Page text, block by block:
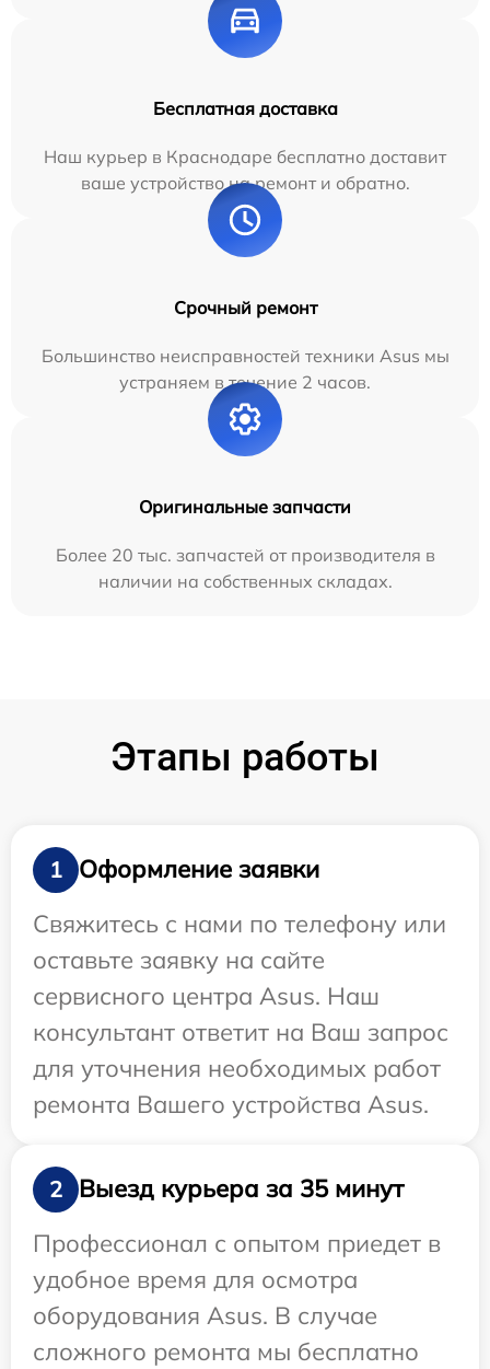
Бесплатная доставка
Наш курьер в Краснодаре бесплатно доставит
ваше устройство на ремонт и обратно.
Срочный ремонт
Большинство неисправностей техники Asus мы
устраняем в течение 2 часов.
Оригинальные запчасти
Более 20 тыс. запчастей от производителя в
наличии на собственных складах.
Этапы работы
1
Оформление заявки
Свяжитесь с нами по телефону или
оставьте заявку на сайте
сервисного центра Asus. Наш
консультант ответит на Ваш запрос
для уточнения необходимых работ
ремонта Вашего устройства Asus.
2
Выезд курьера за 35 минут
Профессионал с опытом приедет в
удобное время для осмотра
оборудования Asus. В случае
сложного ремонта мы бесплатно